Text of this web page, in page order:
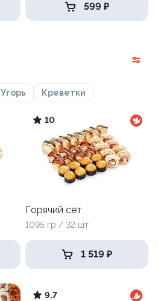
599 ₽
Угорь Креветки
10
Горячий сет
1095 гр / 32 шт
1 519 ₽
9.7